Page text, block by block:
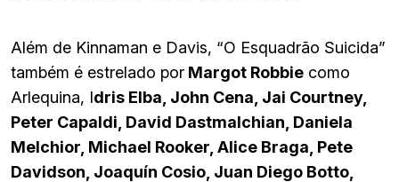
Além de Kinnaman e Davis, “O Esquadrão Suicida”
também é estrelado por Margot Robbie como
Arlequina, Idris Elba, John Cena, Jai Courtney,
Peter Capaldi, David Dastmalchian, Daniela
Melchior, Michael Rooker, Alice Braga, Pete
Davidson, Joaquín Cosio, Juan Diego Botto,